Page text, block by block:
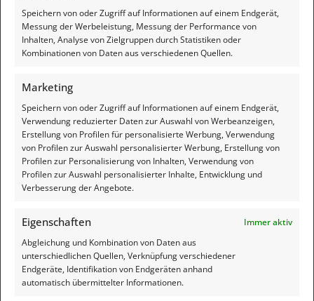
Speichern von oder Zugriff auf Informationen auf einem Endgerät,
Messung der Werbeleistung, Messung der Performance von
Inhalten, Analyse von Zielgruppen durch Statistiken oder
Kombinationen von Daten aus verschiedenen Quellen.
Marketing
Speichern von oder Zugriff auf Informationen auf einem Endgerät,
Verwendung reduzierter Daten zur Auswahl von Werbeanzeigen,
Erstellung von Profilen für personalisierte Werbung, Verwendung
von Profilen zur Auswahl personalisierter Werbung, Erstellung von
Profilen zur Personalisierung von Inhalten, Verwendung von
Profilen zur Auswahl personalisierter Inhalte, Entwicklung und
Verbesserung der Angebote.
Eigenschaften
Immer aktiv
Abgleichung und Kombination von Daten aus
unterschiedlichen Quellen, Verknüpfung verschiedener
Endgeräte, Identifikation von Endgeräten anhand
automatisch übermittelter Informationen.
die Möglichkeit, ein fundiertes und kostengünstiges Konzept
zum Schutz von Immobilien kennenzulernen.
Bildrechte:Bernd Liebl, Magdeburg
1 Comment